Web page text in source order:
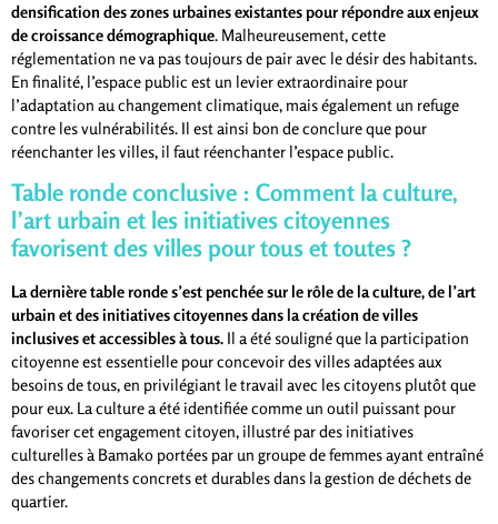
densification des zones urbaines existantes pour répondre aux enjeux
de croissance démographique. Malheureusement, cette
réglementation ne va pas toujours de pair avec le désir des habitants.
En finalité, l’espace public est un levier extraordinaire pour
l’adaptation au changement climatique, mais également un refuge
contre les vulnérabilités. Il est ainsi bon de conclure que pour
réenchanter les villes, il faut réenchanter l’espace public.
Table ronde conclusive : Comment la culture,
l’art urbain et les initiatives citoyennes
favorisent des villes pour tous et toutes ?
La dernière table ronde s’est penchée sur le rôle de la culture, de l’art
urbain et des initiatives citoyennes dans la création de villes
inclusives et accessibles à tous. Il a été souligné que la participation
citoyenne est essentielle pour concevoir des villes adaptées aux
besoins de tous, en privilégiant le travail avec les citoyens plutôt que
pour eux. La culture a été identifiée comme un outil puissant pour
favoriser cet engagement citoyen, illustré par des initiatives
culturelles à Bamako portées par un groupe de femmes ayant entraîné
des changements concrets et durables dans la gestion de déchets de
quartier.